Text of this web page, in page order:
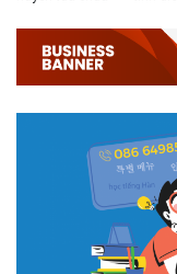
Với mức điểm thi Tốt
toàn có thể theo học 1
đảm 100% t...
# 26.06.2018 | 10:57
Hội thảo quốc tế
phát triển bền
Phát triển đô thị thông
thành phố trên thế giới.
toàn quốc đang triển